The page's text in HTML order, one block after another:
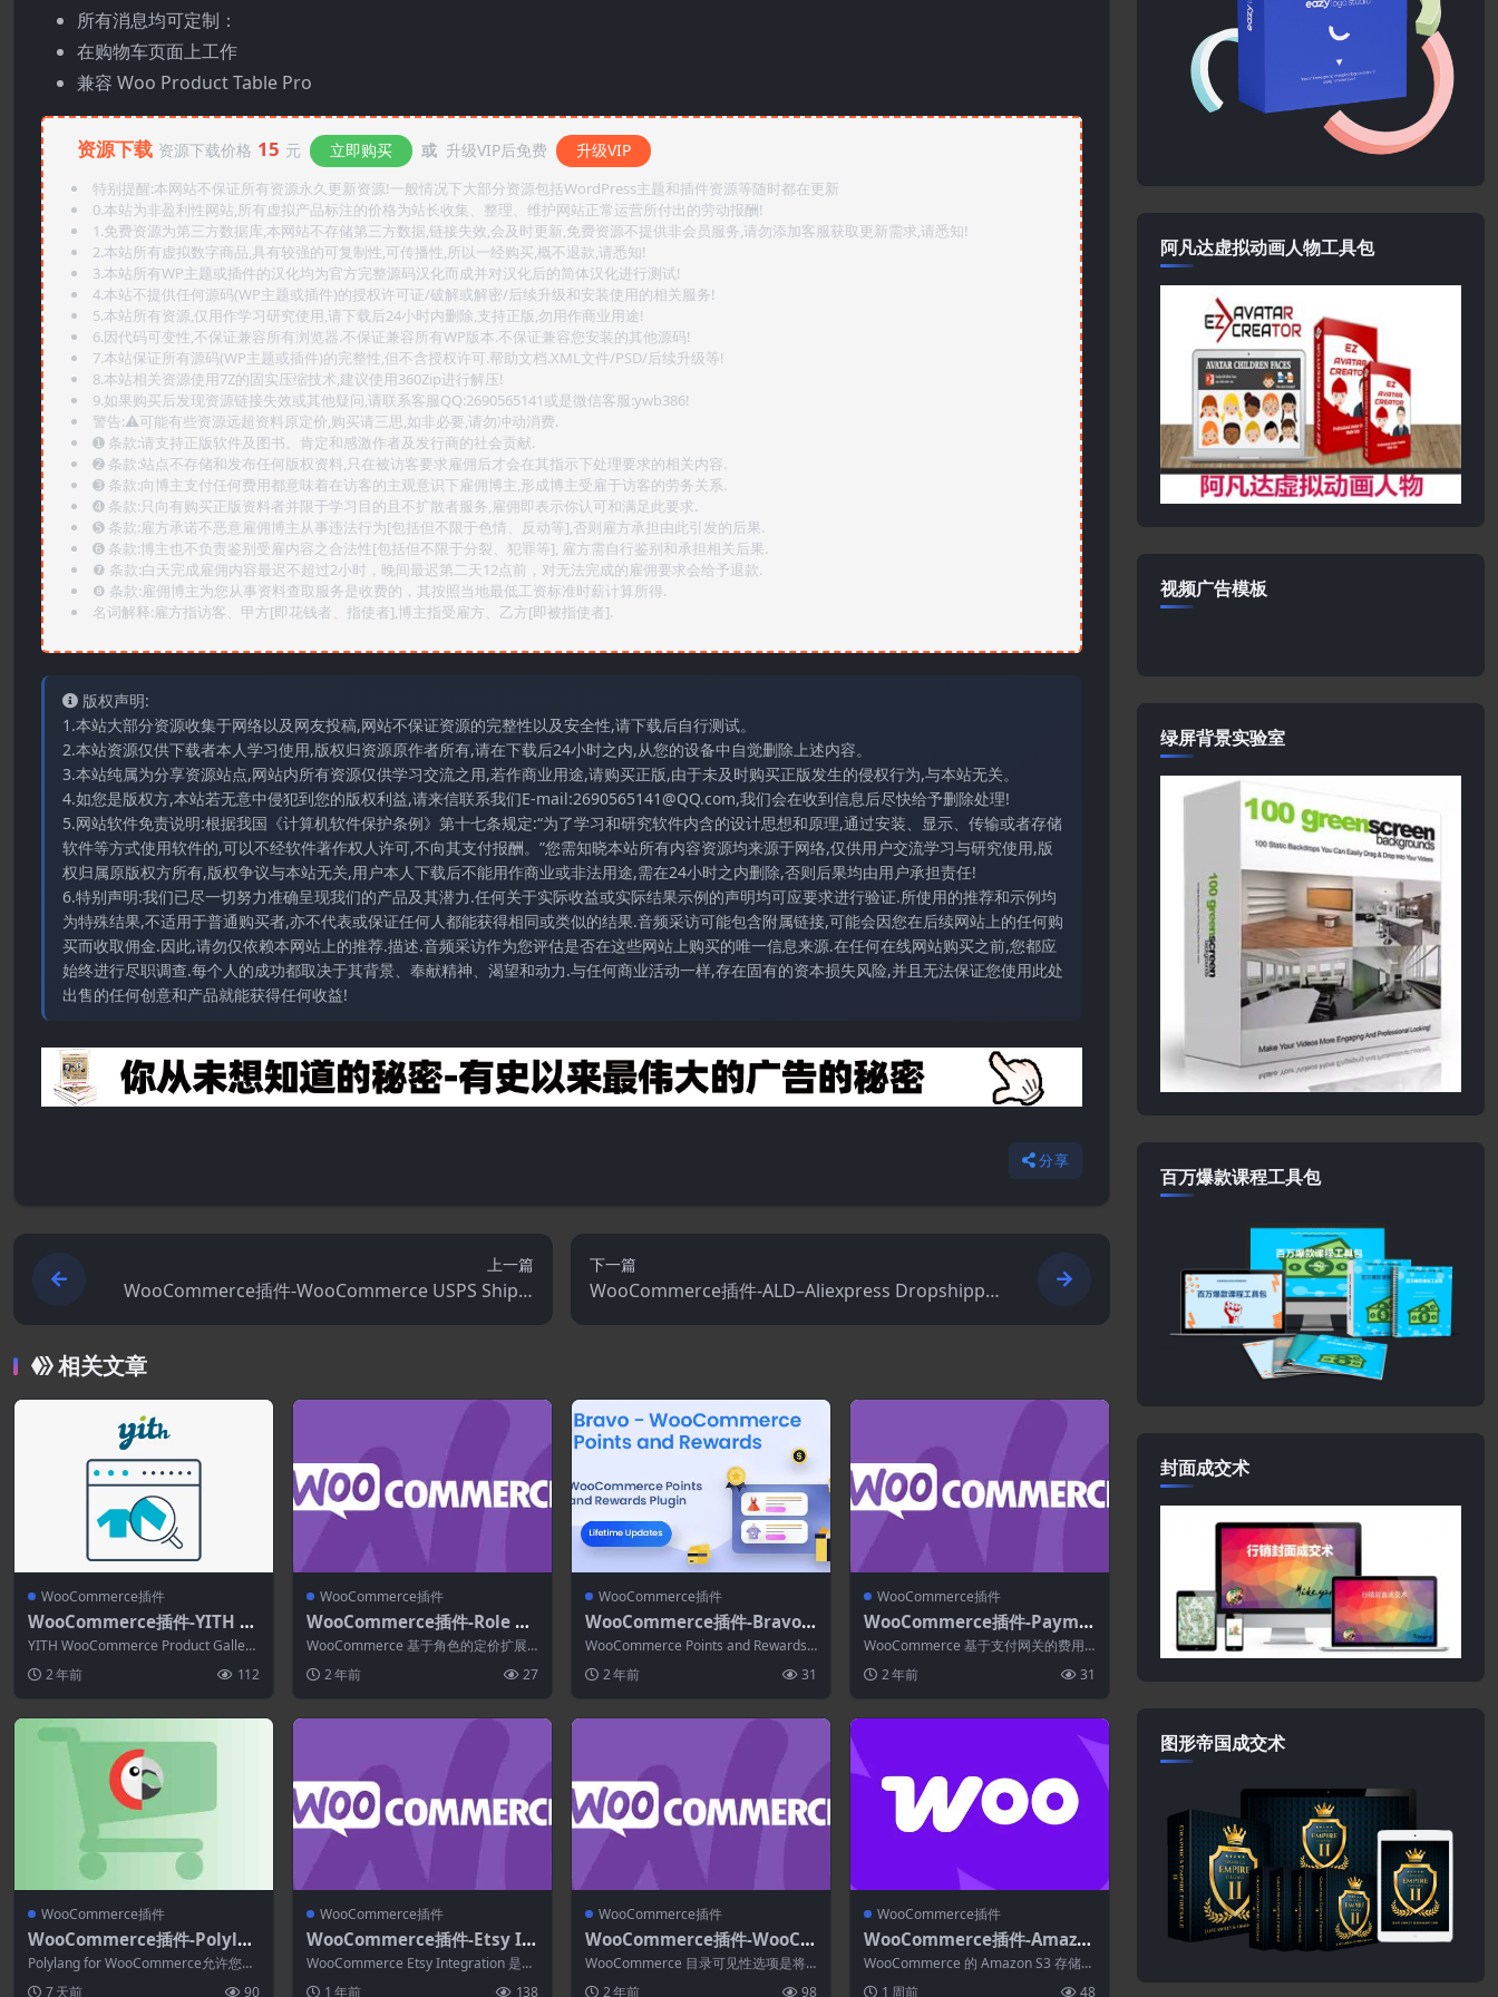
所有消息均可定制：
在购物车页面上工作
兼容 Woo Product Table Pro
资源下载 资源下载价格 15 元 立即购买 或 升级VIP后免费 升级VIP
特别提醒:本网站不保证所有资源永久更新资源!一般情况下大部分资源包括WordPress主题和插件资源等随时都在更新
0.本站为非盈利性网站,所有虚拟产品标注的价格为站长收集、整理、维护网站正常运营所付出的劳动报酬!
1.免费资源为第三方数据库,本网站不存储第三方数据,链接失效,会及时更新,免费资源不提供非会员服务,请勿添加客服获取更新需求,请悉知!
2.本站所有虚拟数字商品,具有较强的可复制性,可传播性,所以一经购买,概不退款,请悉知!
3.本站所有WP主题或插件的汉化均为官方完整源码汉化而成并对汉化后的简体汉化进行测试!
4.本站不提供任何源码(WP主题或插件)的授权许可证/破解或解密/后续升级和安装使用的相关服务!
5.本站所有资源,仅用作学习研究使用,请下载后24小时内删除,支持正版,勿用作商业用途!
6.因代码可变性,不保证兼容所有浏览器.不保证兼容所有WP版本.不保证兼容您安装的其他源码!
7.本站保证所有源码(WP主题或插件)的完整性,但不含授权许可.帮助文档.XML文件/PSD/后续升级等!
8.本站相关资源使用7Z的固实压缩技术,建议使用360Zip进行解压!
9.如果购买后发现资源链接失效或其他疑问,请联系客服QQ:2690565141或是微信客服:ywb386!
警告:⚠️可能有些资源远超资料原定价,购买请三思,如非必要,请勿冲动消费.
➊️ 条款:请支持正版软件及图书。肯定和感激作者及发行商的社会贡献.
➋️ 条款:站点不存储和发布任何版权资料,只在被访客要求雇佣后才会在其指示下处理要求的相关内容.
➌️ 条款:向博主支付任何费用都意味着在访客的主观意识下雇佣博主,形成博主受雇于访客的劳务关系.
➍️ 条款:只向有购买正版资料者并限于学习目的且不扩散者服务,雇佣即表示你认可和满足此要求.
➎ 条款:雇方承诺不恶意雇佣博主从事违法行为[包括但不限于色情、反动等],否则雇方承担由此引发的后果.
➏️ 条款:博主也不负责鉴别受雇内容之合法性[包括但不限于分裂、犯罪等], 雇方需自行鉴别和承担相关后果.
❼ 条款:白天完成雇佣内容最迟不超过2小时，晚间最迟第二天12点前，对无法完成的雇佣要求会给予退款.
❽ 条款:雇佣博主为您从事资料查取服务是收费的，其按照当地最低工资标准时薪计算所得.
名词解释:雇方指访客、甲方[即花钱者、指使者],博主指受雇方、乙方[即被指使者].
版权声明:
1.本站大部分资源收集于网络以及网友投稿,网站不保证资源的完整性以及安全性,请下载后自行测试。
2.本站资源仅供下载者本人学习使用,版权归资源原作者所有,请在下载后24小时之内,从您的设备中自觉删除上述内容。
3.本站纯属为分享资源站点,网站内所有资源仅供学习交流之用,若作商业用途,请购买正版,由于未及时购买正版发生的侵权行为,与本站无关。
4.如您是版权方,本站若无意中侵犯到您的版权利益,请来信联系我们E-mail:2690565141@QQ.com,我们会在收到信息后尽快给予删除处理!
5.网站软件免责说明:根据我国《计算机软件保护条例》第十七条规定:“为了学习和研究软件内含的设计思想和原理,通过安装、显示、传输或者存储
软件等方式使用软件的,可以不经软件著作权人许可,不向其支付报酬。”您需知晓本站所有内容资源均来源于网络,仅供用户交流学习与研究使用,版
权归属原版权方所有,版权争议与本站无关,用户本人下载后不能用作商业或非法用途,需在24小时之内删除,否则后果均由用户承担责任!
6.特别声明:我们已尽一切努力准确呈现我们的产品及其潜力.任何关于实际收益或实际结果示例的声明均可应要求进行验证.所使用的推荐和示例均
为特殊结果,不适用于普通购买者,亦不代表或保证任何人都能获得相同或类似的结果.音频采访可能包含附属链接,可能会因您在后续网站上的任何购
买而收取佣金.因此,请勿仅依赖本网站上的推荐.描述.音频采访作为您评估是否在这些网站上购买的唯一信息来源.在任何在线网站购买之前,您都应
始终进行尽职调查.每个人的成功都取决于其背景、奉献精神、渴望和动力.与任何商业活动一样,存在固有的资本损失风险,并且无法保证您使用此处
出售的任何创意和产品就能获得任何收益!
分享
上一篇
WooCommerce插件-WooCommerce USPS Shippi
ng Method 5.1.0
下一篇
WooCommerce插件-ALD–Aliexpress Dropshippin
g and Fulfillment for WooCommerce 2.1.5
相关文章
WooCommerce插件
WooCommerce插件-YITH W
ooCommerce Product Galle
ry & Image Zoom Premium
2.29.0
YITH WooCommerce Product Gallery
2 年前 112
WooCommerce插件
WooCommerce插件-Role Ba
sed Pricing for WooComme
rce 2.2.0
WooCommerce 基于角色的定价扩展
产品...2 年前 27
WooCommerce插件
WooCommerce插件-Bravo–
WooCommerce Points and
Rewards 2.5.8
WooCommerce Points and Rewards
2 年前 31
WooCommerce插件
WooCommerce插件-Payme
nt Gateway Based Fees for
WooCommerce 5.1.2
WooCommerce 基于支付网关的费用
为订...2 年前 31
WooCommerce插件
WooCommerce插件-Polylan
g for WooCommerce 2.2.3
Polylang for WooCommerce允许您结
7 天前 90
WooCommerce插件
WooCommerce插件-Etsy In
tegration for WooCommer
ce 3.6.7
WooCommerce Etsy Integration 是一
1 年前 138
WooCommerce插件
WooCommerce插件-WooCo
mmerce Catalog Visibility
Options 3.3.5
WooCommerce 目录可见性选项是将
2 年前 98
WooCommerce插件
WooCommerce插件-Amazo
n S3 Storage for WooComm
erce 3.5.3
WooCommerce 的 Amazon S3 存储插
1 周前 48
阿凡达虚拟动画人物工具包
视频广告模板
绿屏背景实验室
百万爆款课程工具包
封面成交术
图形帝国成交术